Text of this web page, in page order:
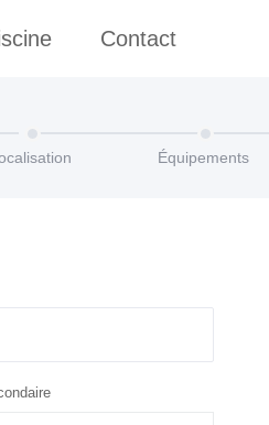
Contact
Équipements